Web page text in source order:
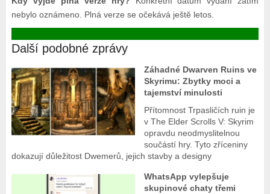
nebylo oznámeno. Plná verze se očekává ještě letos.
Další podobné zprávy
Záhadné Dwarven Ruins ve
Skyrimu: Zbytky moci a
tajemství minulosti
Přítomnost Trpasličích ruin je
v The Elder Scrolls V: Skyrim
opravdu neodmyslitelnou
součástí hry. Tyto zříceniny
dokazují důležitost Dwemerů, jejich stavby a designy
WhatsApp vylepšuje
skupinové chaty třemi